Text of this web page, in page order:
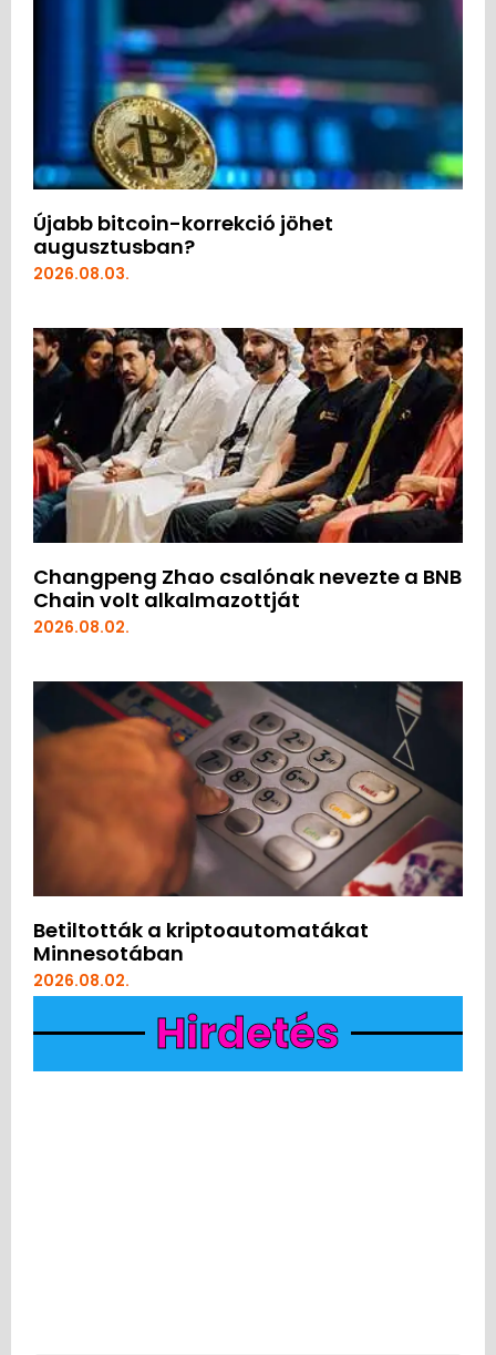
Újabb bitcoin-korrekció jöhet
augusztusban?
2026.08.03.
Changpeng Zhao csalónak nevezte a BNB
Chain volt alkalmazottját
2026.08.02.
Betiltották a kriptoautomatákat
Minnesotában
2026.08.02.
Hirdetés